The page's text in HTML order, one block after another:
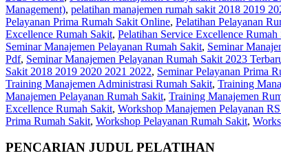
Management), pelatihan manajemen rumah sakit 2018 2019
Pelayanan Prima Rumah Sakit Online, Pelatihan Pelayanan
Excellence Rumah Sakit, Pelatihan Service Excellence Rumah
Seminar Manajemen Pelayanan Rumah Sakit, Seminar
Pdf, Seminar Manajemen Pelayanan Rumah Sakit 2023
Sakit 2018 2019 2020 2021 2022, Seminar Pelayanan Prima
Training Manajemen Administrasi Rumah Sakit, Training
Manajemen Pelayanan Rumah Sakit, Training Manajemen
Excellence Rumah Sakit, Workshop Manajemen Pelayanan
Prima Rumah Sakit, Workshop Pelayanan Rumah Sakit,
PENCARIAN JUDUL PELATIHAN